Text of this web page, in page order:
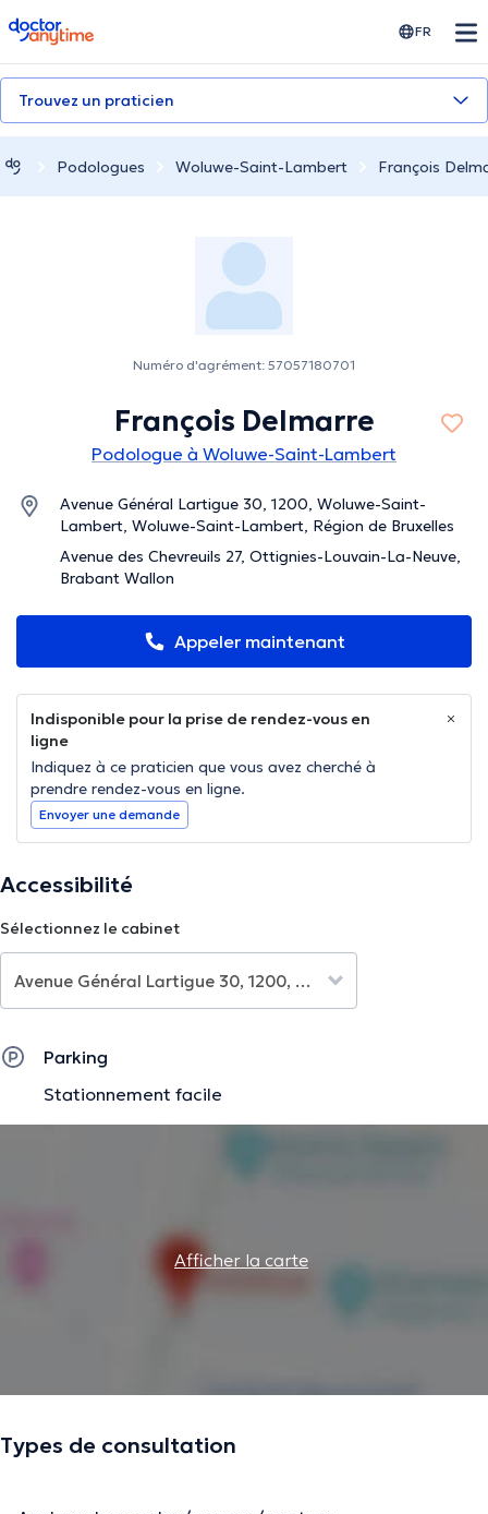
doctoranytime FR
Trouvez un praticien
Podologues Woluwe-Saint-Lambert François
Numéro d'agrément: 57057180701
François Delmarre
Podologue à Woluwe-Saint-Lambert
Avenue Général Lartigue 30, 1200, Woluwe-Saint-
Lambert, Woluwe-Saint-Lambert, Région de Bruxelles
Avenue des Chevreuils 27, Ottignies-Louvain-La-Neuve,
Brabant Wallon
Appeler maintenant
Indisponible pour la prise de rendez-vous en
ligne
Indiquez à ce praticien que vous avez cherché à
prendre rendez-vous en ligne.
Envoyer une demande
Accessibilité
Sélectionnez le cabinet
Parking
Stationnement facile
Afficher la carte
Types de consultation